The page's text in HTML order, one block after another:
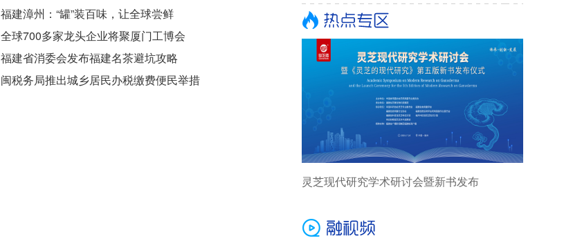
福建漳州：“罐”装百味，让全球尝鲜
全球700多家龙头企业将聚厦门工博会
福建省消委会发布福建名茶避坑攻略
闽税务局推出城乡居民办税缴费便民举措